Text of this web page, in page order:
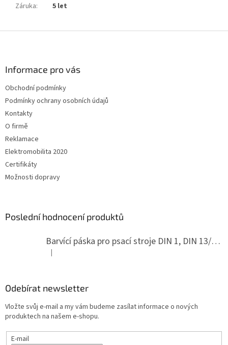
Záruka: 5 let
Informace pro vás
Obchodní podmínky
Podmínky ochrany osobních údajů
Kontakty
O firmě
Reklamace
Elektromobilita 2020
Certifikáty
Možnosti dopravy
Poslední hodnocení produktů
Barvící páska pro psací stroje DIN 1, DIN 13/10, LAND, PA červenočerná
Hodnocení produktu je 5 z 5 hvězdiček.
|
Odebírat newsletter
Vložte svůj e-mail a my vám budeme zasílat informace o nových
produktech na našem e-shopu.
E-mail